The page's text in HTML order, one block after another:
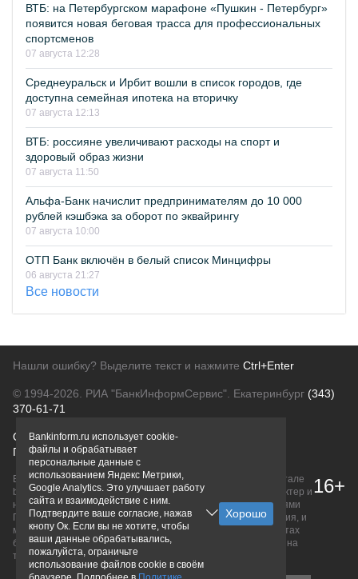
ВТБ: на Петербургском марафоне «Пушкин - Петербург»
появится новая беговая трасса для профессиональных
спортсменов
07 августа 12:28
Среднеуральск и Ирбит вошли в список городов, где
доступна семейная ипотека на вторичку
07 августа 12:13
ВТБ: россияне увеличивают расходы на спорт и
здоровый образ жизни
07 августа 11:50
Альфа-Банк начислит предпринимателям до 10 000
рублей кэшбэка за оборот по эквайрингу
07 августа 10:00
ОТП Банк включён в белый список Минцифры
06 августа 21:27
Все новости
Нашли ошибку? Выделите текст и нажмите Ctrl+Enter
© 1994-2026. РИА "БанкИнформСервис". Екатеринбург (343)
370-61-71
О проектеПолитика конфиденциальности
Правовая информацияДля рекламодателей
Вся информация о продуктах банков, размещенная на портале
bankinform.ru, носит исключительно ознакомительный характер и
не является публичной офертой, определяемой положениями
ГК РФ. Информация не содержит точного и полного описания, и
может быть изменена. Конечные условия уточняйте на сайтах
банков или при личном обращении. Исключительное право на
товарные знаки принадлежит их правообладателям.
16+
Bankinform.ru использует cookie-
файлы и обрабатывает
персональные данные с
использованием Яндекс Метрики,
Google Analytics. Это улучшает работу
сайта и взаимодействие с ним.
Подтвердите ваше согласие, нажав
кнопу Ок. Если вы не хотите, чтобы
ваши данные обрабатывались,
пожалуйста, ограничьте
использование файлов cookie в своём